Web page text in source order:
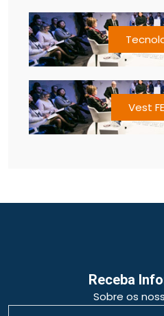
Vest
Receba
Sobre os